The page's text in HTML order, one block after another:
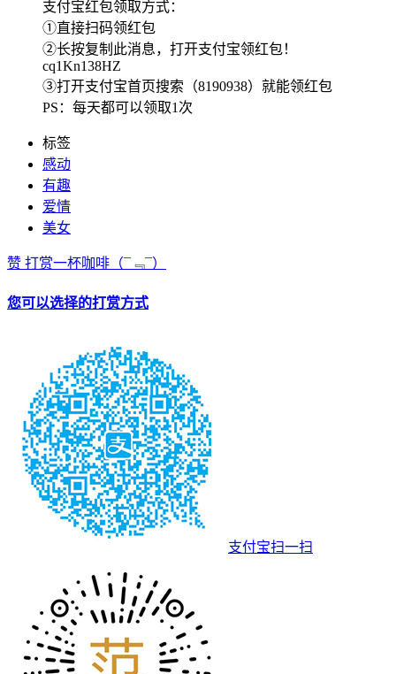
支付宝红包领取方式：
①直接扫码领红包
②长按复制此消息，打开支付宝领红包！
cq1Kn138HZ
③打开支付宝首页搜索（8190938）就能领红包
PS：每天都可以领取1次
标签
感动
有趣
爱情
美女
赞 打赏一杯咖啡 （¯﹃¯）
您可以选择的打赏方式
支付宝扫一扫